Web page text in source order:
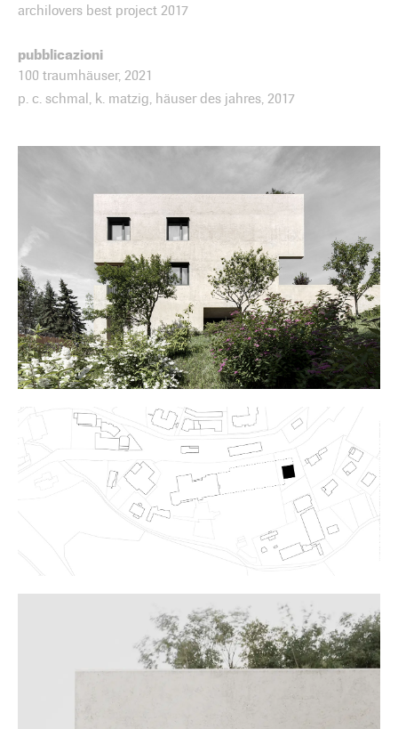
archilovers best project 2017
pubblicazioni
100 traumhäuser, 2021
p. c. schmal, k. matzig, häuser des jahres, 2017